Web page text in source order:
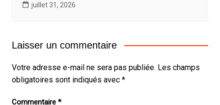
juillet 31, 2026
Laisser un commentaire
Votre adresse e-mail ne sera pas publiée. Les champs
obligatoires sont indiqués avec *
Commentaire *